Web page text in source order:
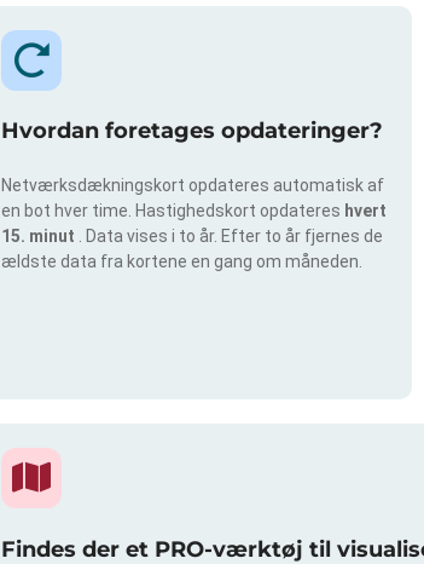
Hvordan foretages opdateringer?
Netværksdækningskort opdateres automatisk af
en bot hver time. Hastighedskort opdateres hvert
15. minut
. Data vises i to år. Efter to år fjernes de
ældste data fra kortene en gang om måneden.
Findes der et PRO-værktøj til